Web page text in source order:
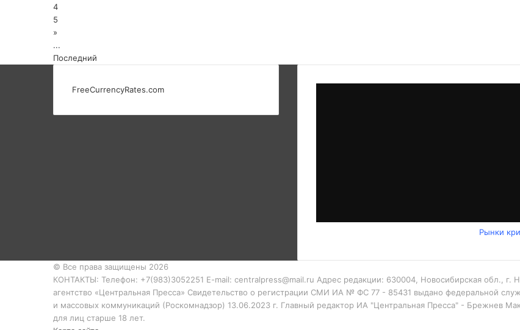
4
5
»
...
Последний
FreeCurrencyRates.com
Рынки
© Все права защищены 2026
КОНТАКТЫ: Телефон: +7(983)3052251 E-mail: centralpress@mail.ru Адрес редакции: 630004, Новосибирская обл., г.
агентство «Центральная Пресса» Свидетельство о регистрации СМИ ИА № ФС 77 - 85431 выдано федеральной
и массовых коммуникаций (Роскомнадзор) 13.06.2023 г. Главный редактор ИА "Центральная Пресса" - Брежнев
для лиц старше 18 лет.